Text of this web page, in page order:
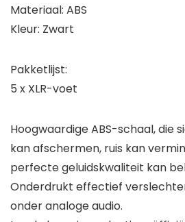
Materiaal: ABS
Kleur: Zwart
Pakketlijst:
5 x XLR-voet
Hoogwaardige ABS-schaal, die
kan afschermen, ruis kan
perfecte geluidskwaliteit kan
Onderdrukt effectief
onder analoge audio.